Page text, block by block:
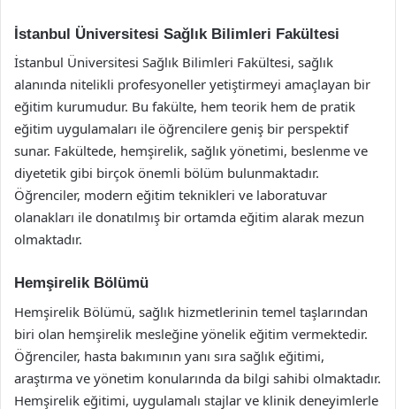
İstanbul Üniversitesi Sağlık Bilimleri Fakültesi
İstanbul Üniversitesi Sağlık Bilimleri Fakültesi, sağlık
alanında nitelikli profesyoneller yetiştirmeyi amaçlayan bir
eğitim kurumudur. Bu fakülte, hem teorik hem de pratik
eğitim uygulamaları ile öğrencilere geniş bir perspektif
sunar. Fakültede, hemşirelik, sağlık yönetimi, beslenme ve
diyetetik gibi birçok önemli bölüm bulunmaktadır.
Öğrenciler, modern eğitim teknikleri ve laboratuvar
olanakları ile donatılmış bir ortamda eğitim alarak mezun
olmaktadır.
Hemşirelik Bölümü
Hemşirelik Bölümü, sağlık hizmetlerinin temel taşlarından
biri olan hemşirelik mesleğine yönelik eğitim vermektedir.
Öğrenciler, hasta bakımının yanı sıra sağlık eğitimi,
araştırma ve yönetim konularında da bilgi sahibi olmaktadır.
Hemşirelik eğitimi, uygulamalı stajlar ve klinik deneyimlerle